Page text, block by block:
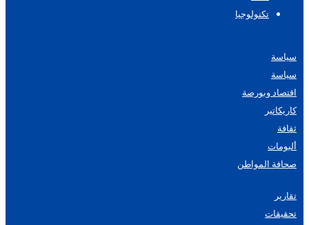
تكنولوجيا
سياسة
سياسة
اقتصاد وبورصة
كاريكاتير
ثقافة
ألبومات
صحافة المواطن
تقارير
تحقيقات